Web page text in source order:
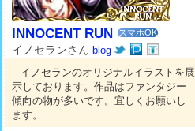
INNOCENT RUN スマホOK
イノセランさんblog
イノセランのオリジナルイラストを展
示しております。作品はファンタジー
傾向の物が多いです。宜しくお願いし
ます。